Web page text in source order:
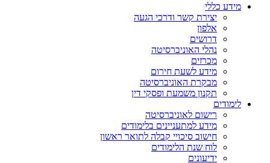
מידע כללי
יצירת קשר ודרכי הגעה
אלפון
דרושים
נהלי האוניברסיטה
מכרזים
מידע לשעת חירום
מבקרת האוניברסיטה
תקנון משמעת ופסקי דין
לימודים
רישום לאוניברסיטה
מידע למתעניינים בלימודים
חישוב סיכויי קבלה לתואר ראשון
לוח שנת הלימודים
ידיעונים